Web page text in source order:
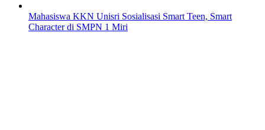
Mahasiswa KKN Unisri Sosialisasi Smart Teen, Smart
Character di SMPN 1 Miri